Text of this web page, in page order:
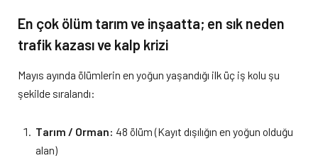
En çok ölüm tarım ve inşaatta; en sık neden
trafik kazası ve kalp krizi
Mayıs ayında ölümlerin en yoğun yaşandığı ilk üç iş kolu şu
şekilde sıralandı:
Tarım / Orman: 48 ölüm (Kayıt dışılığın en yoğun olduğu
alan)